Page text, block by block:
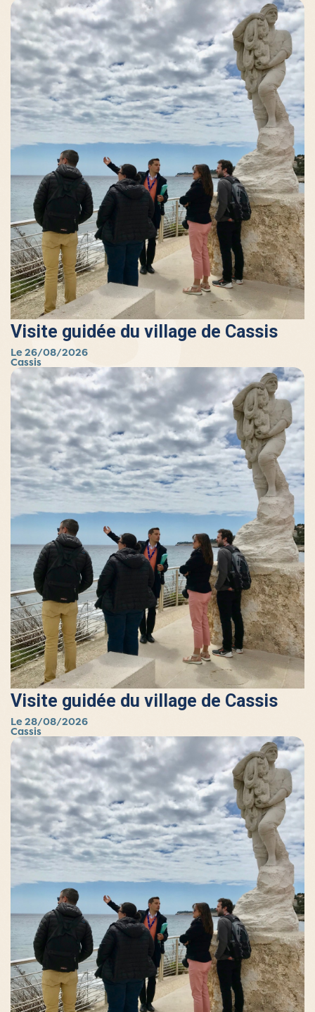
Visite guidée du village de Cassis
Le 26/08/2026
Cassis
Visite guidée du village de Cassis
Le 28/08/2026
Cassis